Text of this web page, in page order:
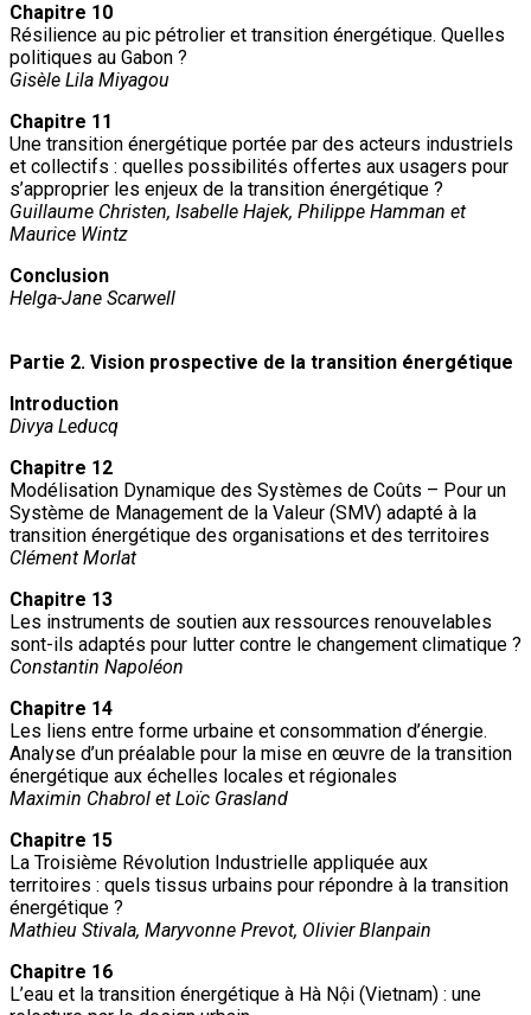
Chapitre 10
Résilience au pic pétrolier et transition énergétique. Quelles
politiques au Gabon ?
Gisèle Lila Miyagou
Chapitre 11
Une transition énergétique portée par des acteurs industriels
et collectifs : quelles possibilités offertes aux usagers pour
s’approprier les enjeux de la transition énergétique ?
Guillaume Christen, Isabelle Hajek, Philippe Hamman et
Maurice Wintz
Conclusion
Helga-Jane Scarwell
Partie 2. Vision prospective de la transition énergétique
Introduction
Divya Leducq
Chapitre 12
Modélisation Dynamique des Systèmes de Coûts – Pour un
Système de Management de la Valeur (SMV) adapté à la
transition énergétique des organisations et des territoires
Clément Morlat
Chapitre 13
Les instruments de soutien aux ressources renouvelables
sont-ils adaptés pour lutter contre le changement climatique ?
Constantin Napoléon
Chapitre 14
Les liens entre forme urbaine et consommation d’énergie.
Analyse d’un préalable pour la mise en œuvre de la transition
énergétique aux échelles locales et régionales
Maximin Chabrol et Loïc Grasland
Chapitre 15
La Troisième Révolution Industrielle appliquée aux
territoires : quels tissus urbains pour répondre à la transition
énergétique ?
Mathieu Stivala, Maryvonne Prevot, Olivier Blanpain
Chapitre 16
L’eau et la transition énergétique à Hà Nội (Vietnam) : une